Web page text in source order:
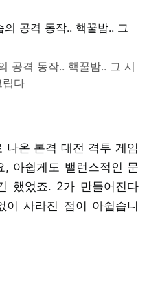
공격 동작.. 핵꿀밤.. 그 시
립다
나온 본격 대전 격투 게임
, 아쉽게도 밸런스적인 문
했었죠. 2가 만들어진다
이 사라진 점이 아쉽습니